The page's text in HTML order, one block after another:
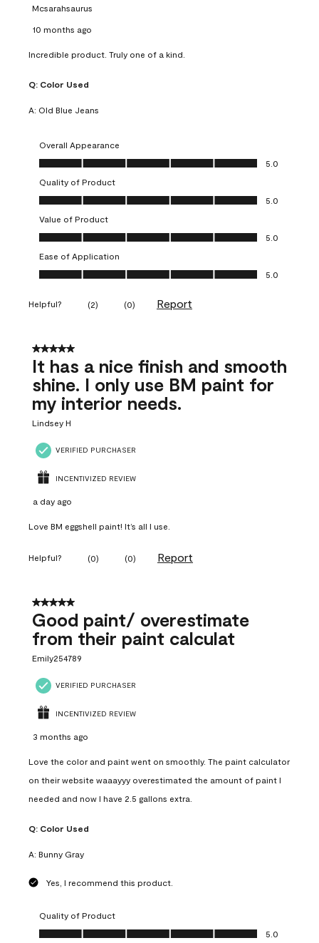
Mcsarahsaurus
10 months ago
Incredible product. Truly one of a kind.
Q: Color Used
A: Old Blue Jeans
Overall Appearance
Overall Appearance, 5.0 out of 5
5.0
Quality of Product
Quality of Product, 5.0 out of 5
5.0
Value of Product
Value of Product, 5.0 out of 5
5.0
Ease of Application
Ease of Application, 5.0 out of 5
5.0
Helpful? (2) (0) Report
5 out of 5 stars.
It has a nice finish and smooth
shine. I only use BM paint for
my interior needs.
Lindsey H
VERIFIED PURCHASER
INCENTIVIZED REVIEW
a day ago
Love BM eggshell paint! It’s all I use.
Helpful? (0) (0) Report
5 out of 5 stars.
Good paint/ overestimate
from their paint calculat
Emily254789
VERIFIED PURCHASER
INCENTIVIZED REVIEW
3 months ago
Love the color and paint went on smoothly. The paint calculator
on their website waaayyy overestimated the amount of paint I
needed and now I have 2.5 gallons extra.
Q: Color Used
A: Bunny Gray
Yes, I recommend this product.
Quality of Product
Quality of Product, 5.0 out of 5
5.0